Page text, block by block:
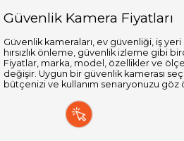
Güvenlik Kamera Fiyatları
Güvenlik kameraları, ev güvenliği, iş
hırsızlık önleme, güvenlik izleme gibi
Fiyatlar, marka, model, özellikler ve
değişir. Uygun bir güvenlik kamerası
bütçenizi ve kullanım senaryonuzu göz